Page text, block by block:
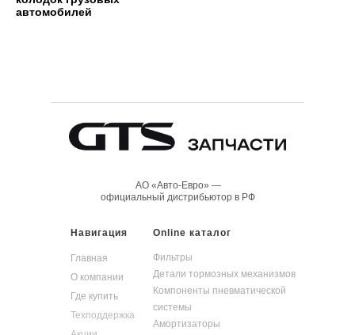
автомобилей
Online каталог
Навигация
Главная
О компании
Где купить
Техподдержка
Фильтры
Детали тормозных механизмов
Компоненты пневматической
системы
Амортизаторы
АО «Авто-Евро» —
официальный дистрибьютор в РФ